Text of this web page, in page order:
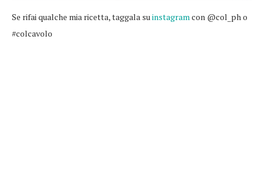
Se rifai qualche mia ricetta, taggala su instagram con @col_ph o
#colcavolo